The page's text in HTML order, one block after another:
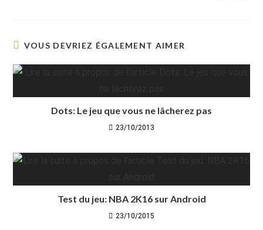
VOUS DEVRIEZ ÉGALEMENT AIMER
Dots: Le jeu que vous ne lâcherez pas
23/10/2013
Test du jeu: NBA 2K16 sur Android
23/10/2015